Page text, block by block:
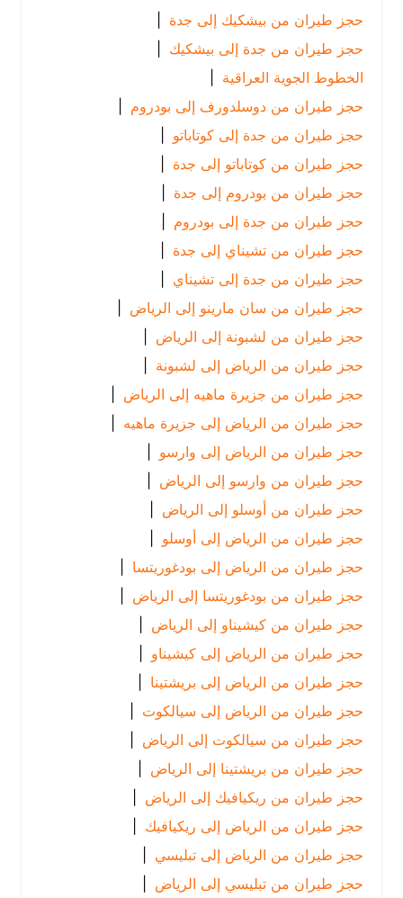
حجز طيران من بيشكيك إلى جدة
حجز طيران من جدة إلى بيشكيك |
الخطوط الجوية العراقية
حجز طيران من دوسلدورف إلى بودروم |
حجز طيران من جدة إلى كوتاباتو |
حجز طيران من كوتاباتو إلى جدة
حجز طيران من بودروم إلى جدة
حجز طيران من جدة إلى بودروم |
حجز طيران من تشيناي إلى جدة
حجز طيران من جدة إلى تشيناي |
حجز طيران من سان مارينو إلى الرياض
|
حجز طيران من لشبونة إلى الرياض
|
حجز طيران من الرياض إلى لشبونة |
حجز طيران من جزيرة ماهيه إلى الرياض
|
حجز طيران من الرياض إلى جزيرة ماهيه |
حجز طيران من الرياض إلى وارسو
|
حجز طيران من وارسو إلى الرياض
|
حجز طيران من أوسلو إلى الرياض
|
حجز طيران من الرياض إلى أوسلو
|
حجز طيران من الرياض إلى بودغوريتسا
|
حجز طيران من بودغوريتسا إلى الرياض
|
حجز طيران من كيشيناو إلى الرياض
|
حجز طيران من الرياض إلى كيشيناو |
حجز طيران من الرياض إلى بريشتينا |
حجز طيران من الرياض إلى سيالكوت |
حجز طيران من سيالكوت إلى الرياض
|
حجز طيران من بريشتينا إلى الرياض
|
حجز طيران من ريكيافيك إلى الرياض
|
حجز طيران من الرياض إلى ريكيافيك |
حجز طيران من الرياض إلى تبليسي |
حجز طيران من تبليسي إلى الرياض
|